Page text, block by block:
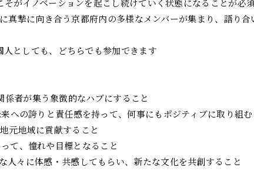
がイノベーションを起こし続けていく状態になることが必
真摯に向き合う京都府内の多様なメンバーが集まり、語り
としても、どちらでも参加できます
集う象徴的なハブにすること
の誇りと責任感を持って、何事にもポジティブに取り組む
域に貢献すること
、憧れや目標となること
々に体感・共感してもらい、新たな文化を共創すること